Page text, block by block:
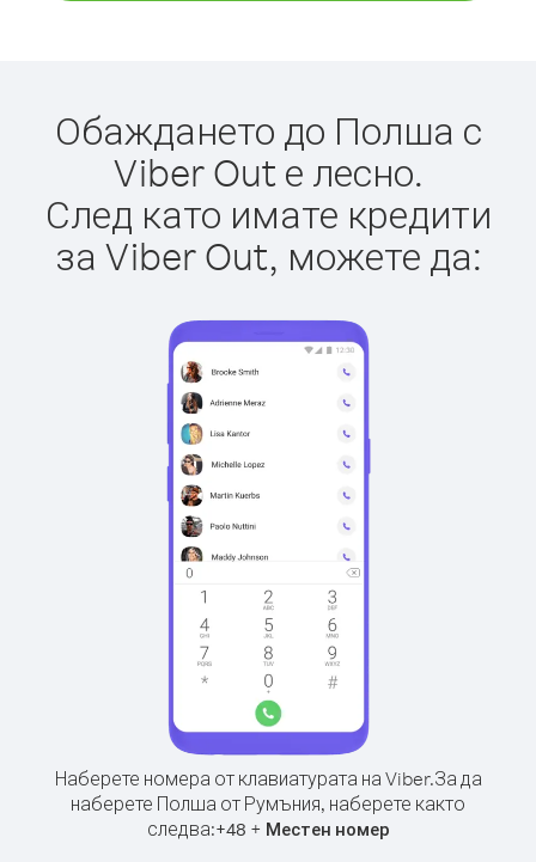
Обаждането до Полша с
Viber Out е лесно.
След като имате кредити
за Viber Out, можете да:
Наберете номера от клавиатурата на Viber.За да
наберете Полша от Румъния, наберете както
следва:+48 + Местен номер